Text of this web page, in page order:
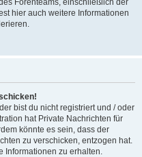
Forenteams, einschließlich der
hier auch weitere Informationen
bist du nicht registriert und / oder
hat Private Nachrichten für
könnte es sein, dass der
zu verschicken, entzogen hat.
Informationen zu erhalten.